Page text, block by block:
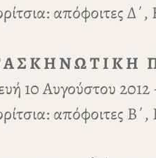
απόφοιτες
Α Σ Κ Η Ν Ω Τ Ι Κ Η
10 Αυγούστου 2012
απόφοιτες